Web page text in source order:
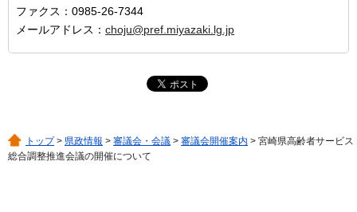
ファクス：0985-26-7344
メールアドレス： choju@pref.miyazaki.lg.jp
トップ> 県政情報 > 審議会・会議 > 審議会開催案内 > 宮崎県高齢者サービス
総合調整推進会議の開催について